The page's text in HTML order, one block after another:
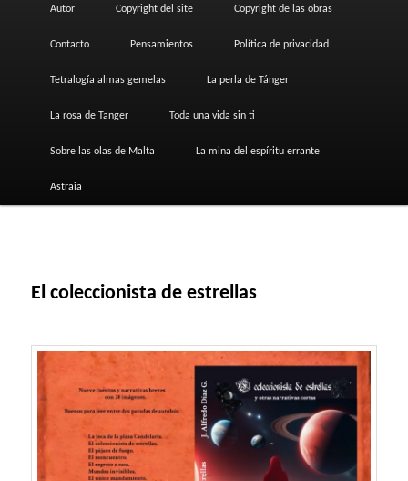
Autor Copyright del site Copyright de las obras
Contacto Pensamientos Política de privacidad
Tetralogía almas gemelas La perla de Tánger
La rosa de Tanger Toda una vida sin ti
Sobre las olas de Malta La mina del espíritu errante
Astraia
El coleccionista de estrellas